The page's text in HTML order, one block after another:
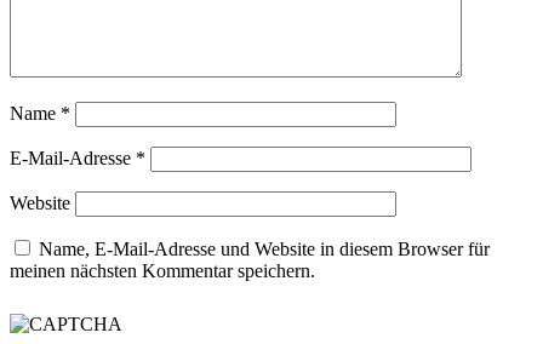
Name *
E-Mail-Adresse *
Website
Name, E-Mail-Adresse und Website in diesem Browser für
meinen nächsten Kommentar speichern.